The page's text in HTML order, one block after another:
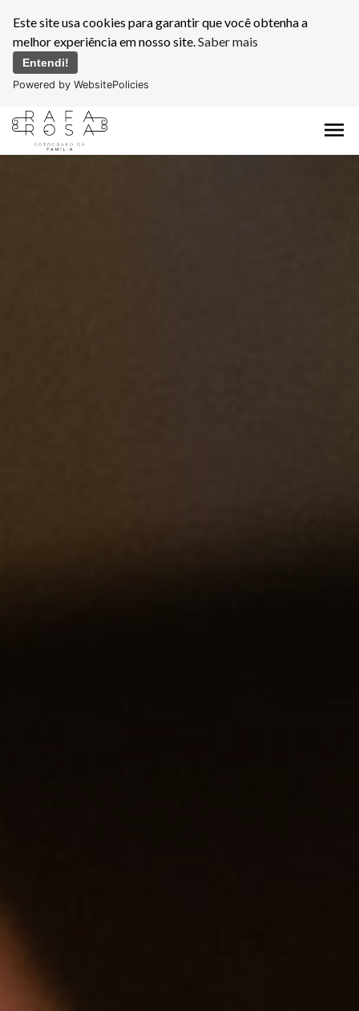
Este site usa cookies para garantir que você obtenha a
melhor experiência em nosso site.Saber mais
Entendi!
Powered by WebsitePolicies
menu